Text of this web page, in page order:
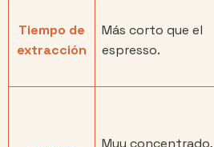
Tiempo de
extracción
Más corto que el
espresso.
Muy concentrado,